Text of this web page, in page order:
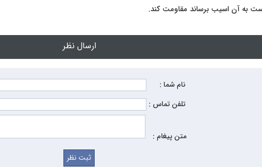
به آن اسیب برساند مقاومت کند.
ارسال نظر
نام شما :
تلفن تماس :
متن پیغام :